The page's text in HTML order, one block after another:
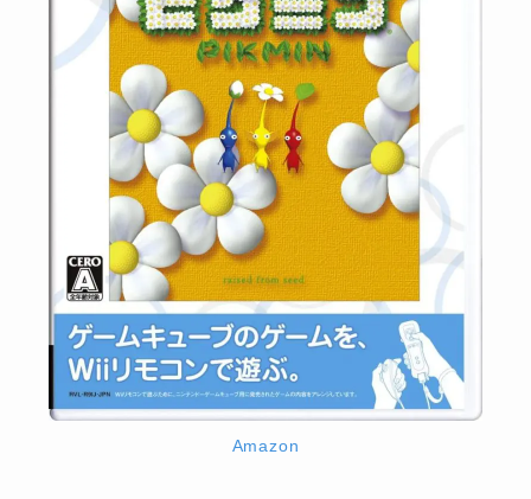
Amazon